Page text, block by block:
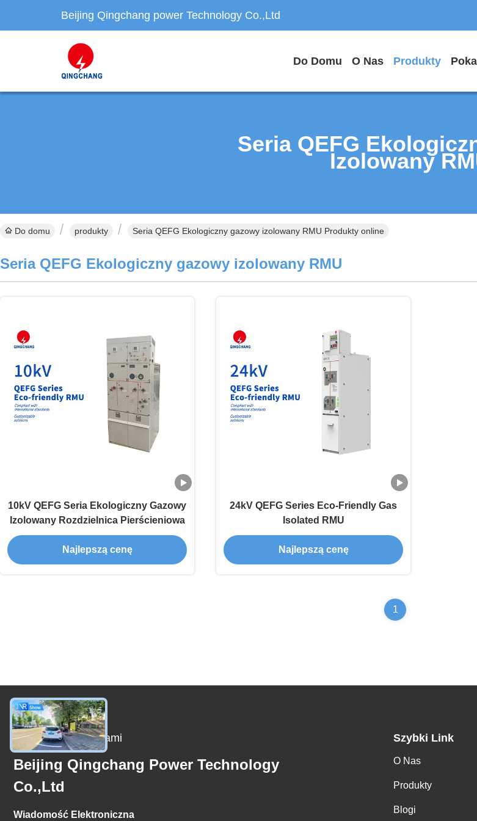
Beijing Qingchang power Technology Co.,Ltd
Do Domu O Nas Produkty
Seria QEFG
Izolowany
Do domu produkty Seria QEFG Ekologiczny gazowy izolowany RMU Produkty online
Seria QEFG Ekologiczny gazowy izolowany RMU
10kV QEFG Seria Ekologiczny Gazowy
Izolowany Rozdzielnica Pierścieniowa
Najlepszą cenę
24kV QEFG Series Eco-Friendly Gas
Isolated RMU
Najlepszą cenę
1
Skontaktuj Się Z Nami
Beijing Qingchang Power Technology
Co.,Ltd
Wiadomość Elektroniczna
Szybki Link
O Nas
Produkty
Blogi